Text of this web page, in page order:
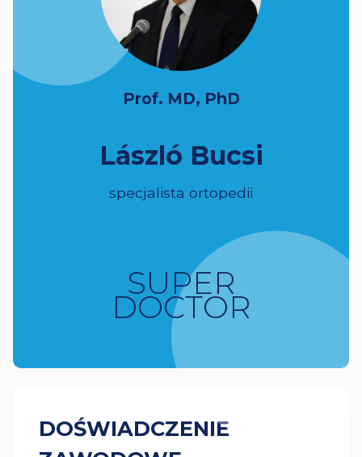
Prof. MD, PhD
László Bucsi
specjalista ortopedii
SUPER
DOCTOR
DOŚWIADCZENIE